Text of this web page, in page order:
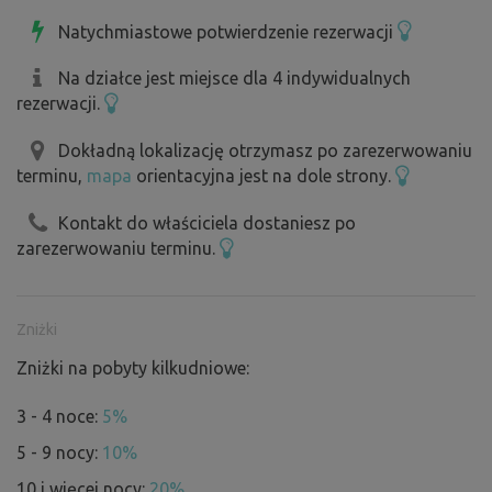
Natychmiastowe potwierdzenie rezerwacji
Na działce jest miejsce dla 4 indywidualnych
rezerwacji.
Dokładną lokalizację otrzymasz po zarezerwowaniu
terminu, mapa orientacyjna jest na dole strony.
Kontakt do właściciela dostaniesz po
zarezerwowaniu terminu.
Zniżki
Zniżki na pobyty kilkudniowe:
3 - 4 noce: 5%
5 - 9 nocy: 10%